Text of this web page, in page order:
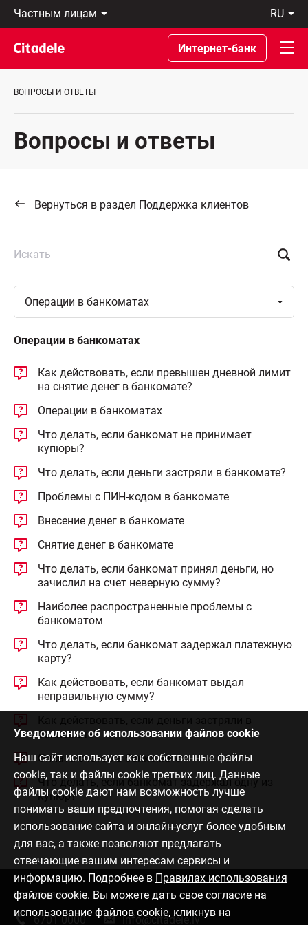
Частным
лицам
Предприятиям
Private
Banking
банке
ru
Latviski
По-
русски
In
Интернет-банк
ВОПРОСЫ И ОТВЕТЫ
Вопросы и ответы
Вернуться в раздел Поддержка клиентов
Искать
Операции в банкоматах
Операции в банкоматах
Как действовать, если превышен дневной лимит
на снятие денег в банкомате?
Операции в банкоматах
Что делать, если банкомат не принимает
купюры?
Что делать, если деньги застряли в банкомате?
Проблемы с ПИН-кодом в банкомате
Внесение денег в банкомате
Снятие денег в банкомате
Что делать, если банкомат принял деньги, но
зачислил на счет неверную сумму?
Наиболее распространенные проблемы с
банкоматом
Что делать, если банкомат задержал платежную
карту?
Как действовать, если банкомат выдал
неправильную сумму?
банкомате?
Оплата счетов в банкомате
Что делать, если банкомат задержал одну из
купюр?
Уведомление об использовании файлов cookie
Наш сайт использует как собственные файлы
cookie, так и файлы cookie третьих лиц. Данные
файлы cookie дают нам возможность лучше
понимать ваши предпочтения, помогая сделать
использование сайта и онлайн-услуг более удобным
для вас, а также позволяют предлагать
отвечающие вашим интересам сервисы и
информацию. Подробнее в Правилах использования
файлов cookie. Вы можете дать свое согласие на
использование файлов cookie, кликнув на
Связаться с нами
6701 0000 info@citadele.lv